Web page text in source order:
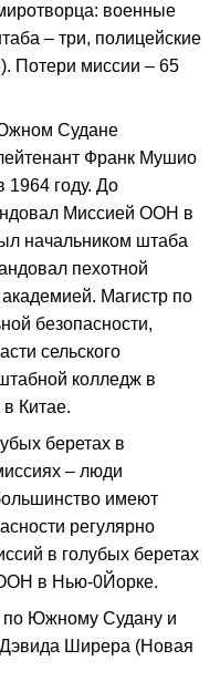
военные
– три, полицейские
Потери миссии – 65
Судане
Франк Мушио
1964 году. До
Миссией ООН в
начальником штаба
пехотной
Магистр по
безопасности,
сельского
колледж в
Китае.
беретах в
– люди
имеют
регулярно
в голубых беретах
в Нью-0Йорке.
по Южному Судану и
Ширера (Новая